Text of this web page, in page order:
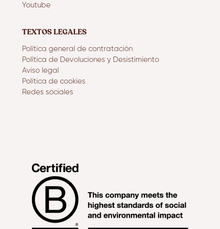
Youtube
TEXTOS LEGALES
Política general de contratación
Política de Devoluciones y Desistimiento
Aviso legal
Política de cookies
Redes sociales